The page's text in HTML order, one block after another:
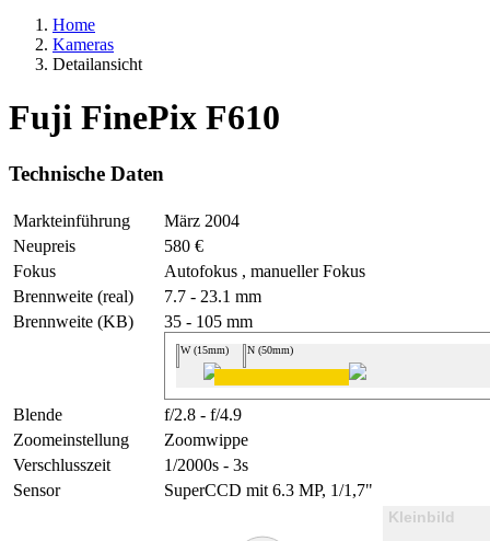
Home
Kameras
Detailansicht
Fuji FinePix F610
Technische Daten
Markteinführung
März 2004
Neupreis
580 €
Fokus
Autofokus , manueller Fokus
Brennweite (real)
7.7 - 23.1 mm
Brennweite (KB)
35 - 105 mm
W (15mm) N (50mm)
Blende
f/2.8 - f/4.9
Zoomeinstellung
Zoomwippe
Verschlusszeit
1/2000s - 3s
Sensor
SuperCCD mit 6.3 MP, 1/1,7"